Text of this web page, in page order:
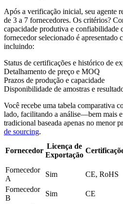
Após a verificação inicial, seu agente
de 3 a 7 fornecedores. Os critérios?
capacidade produtiva e confiabilidade
fornecedor selecionado é apresentado
incluindo:
Status de certificações e histórico de
Detalhamento de preço e MOQ
Prazos de produção e capacidade
Disponibilidade de amostras e
Você recebe uma tabela comparativa
lado, facilitando a análise—bem mais
tradicional baseada apenas no menor
de sourcing.
Fornecedor
Licença de
Exportação
Fornecedor
A
Sim CE, RoHS
Fornecedor
B
Sim CE